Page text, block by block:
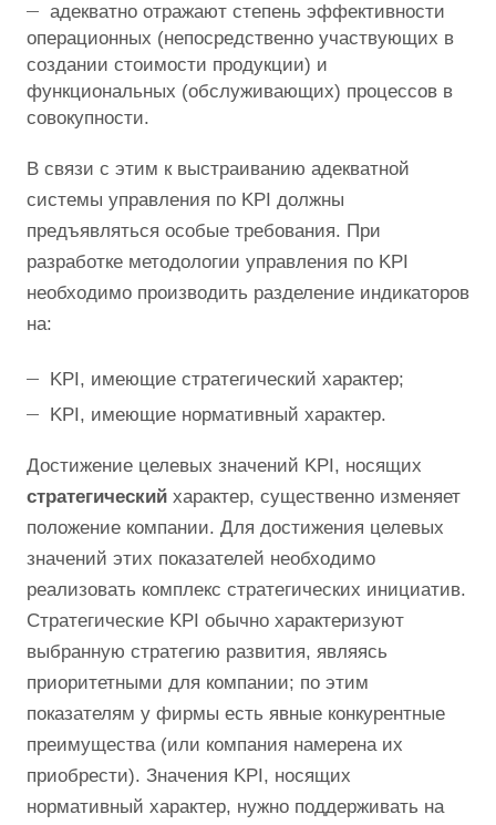
адекватно отражают степень эффективности
операционных (непосредственно участвующих в
создании стоимости продукции) и
функциональных (обслуживающих) процессов в
совокупности.
В связи с этим к выстраиванию адекватной
системы управления по KPI должны
предъявляться особые требования. При
разработке методологии управления по KPI
необходимо производить разделение индикаторов
на:
KPI, имеющие стратегический характер;
KPI, имеющие нормативный характер.
Достижение целевых значений KPI, носящих
стратегический характер, существенно изменяет
положение компании. Для достижения целевых
значений этих показателей необходимо
реализовать комплекс стратегических инициатив.
Стратегические KPI обычно характеризуют
выбранную стратегию развития, являясь
приоритетными для компании; по этим
показателям у фирмы есть явные конкурентные
преимущества (или компания намерена их
приобрести). Значения KPI, носящих
нормативный характер, нужно поддерживать на